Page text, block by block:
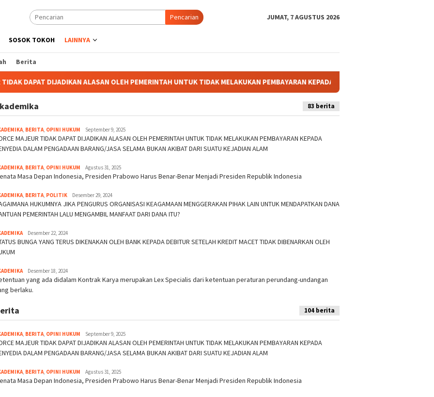
Pencarian JUMAT, 7 AGUSTUS 2026
SOSOK TOKOH LAINNYA
Berita
ALASAN OLEH PEMERINTAH UNTUK TIDAK MELAKUKAN PEMBAYARAN KEPADA PENYEDIA DALAM PENGADAAN BARANG/
83 berita
, BERITA, OPINI HUKUM September 9, 2025
MAJEUR TIDAK DAPAT DIJADIKAN ALASAN OLEH PEMERINTAH UNTUK TIDAK MELAKUKAN PEMBAYARAN KEPADA
DALAM PENGADAAN BARANG/JASA SELAMA BUKAN AKIBAT DARI SUATU KEJADIAN ALAM
, BERITA, OPINI HUKUM Agustus 31, 2025
Masa Depan Indonesia, Presiden Prabowo Harus Benar-Benar Menjadi Presiden Republik Indonesia
, BERITA, POLITIK Desember 29, 2024
HUKUMNYA JIKA PENGURUS ORGANISASI KEAGAMAAN MENGGERAKAN PIHAK LAIN UNTUK MENDAPATKAN DANA
PEMERINTAH LALU MENGAMBIL MANFAAT DARI DANA ITU?
Desember 22, 2024
BUNGA YANG TERUS DIKENAKAN OLEH BANK KEPADA DEBITUR SETELAH KREDIT MACET TIDAK DIBENARKAN OLEH
Desember 18, 2024
yang ada didalam Kontrak Karya merupakan Lex Specialis dari ketentuan peraturan perundang-undangan
berlaku.
104 berita
BERITA OPINI HUKUM September 9, 2025
MAJEUR TIDAK DAPAT DIJADIKAN ALASAN OLEH PEMERINTAH UNTUK TIDAK MELAKUKAN PEMBAYARAN KEPADA
DALAM PENGADAAN BARANG/JASA SELAMA BUKAN AKIBAT DARI SUATU KEJADIAN ALAM
BERITA OPINI HUKUM Agustus 31, 2025
Masa Depan Indonesia, Presiden Prabowo Harus Benar-Benar Menjadi Presiden Republik Indonesia